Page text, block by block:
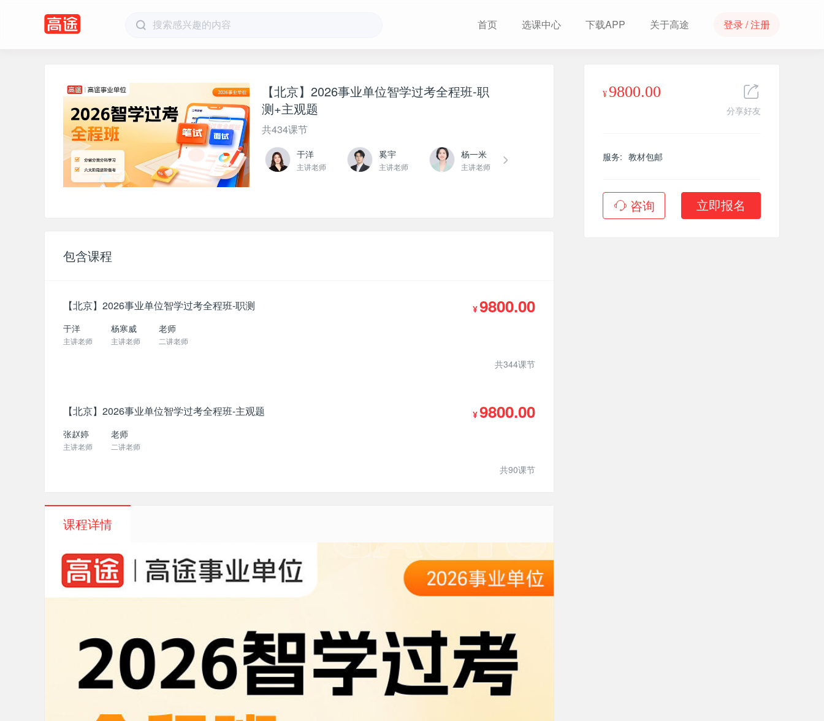
首页 选课中心 下载APP 关于高途 登录 / 注册
¥ 9800.00
分享好友
服务: 教材包邮
咨询 立即报名
【北京】2026事业单位智学过考全程班-职
测+主观题
共434课节
于洋
主讲老师
奚宇
主讲老师
杨一米
主讲老师
高争
包含课程
【北京】2026事业单位智学过考全程班-职测
于洋
主讲老师
杨寒威
主讲老师
老师
二讲老师
¥9800.00
共344课节
【北京】2026事业单位智学过考全程班-主观题
张赵婷
主讲老师
老师
二讲老师
¥9800.00
共90课节
课程详情